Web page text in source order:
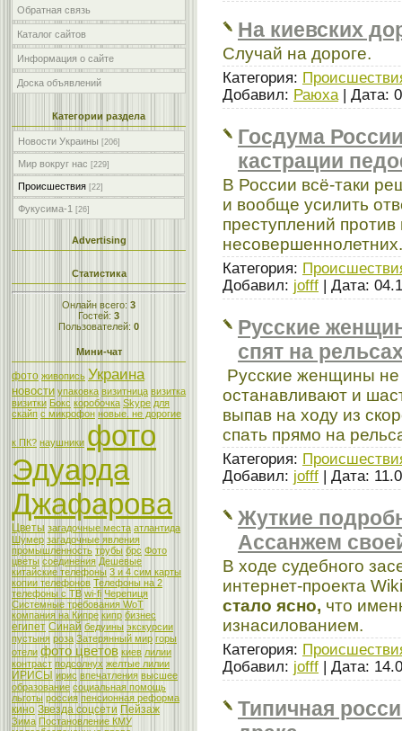
Обратная связь
Каталог сайтов
Информация о сайте
Доска объявлений
Категории раздела
Новости Украины [206]
Мир вокруг нас [229]
Происшествия [22]
Фукусима-1 [26]
Advertising
Статистика
Онлайн всего: 3
Гостей: 3
Пользователей: 0
Мини-чат
фото живопись Украина
новости упаковка визитница визитка
визитки Бокс коробочка Skype для
скайп с микрофон новые. не дорогие
к ПК? наушники фото
Эдуарда
Джафарова
Цветы загадочные места атлантида
Шумер загадочные явления
промышленность трубы брс Фото
цветы соединения Дешевые
китайские телефоны 3 и 4 сим карты
копии телефонов Телефоны на 2
телефоны с ТВ wi-fi Черепиця
Системные требования WoT
компания на Кипре кипр бизнес
египет Синай бедуины экскурсии
пустыня роза Затерянный мир горы
отели фото цветов киев лилии
контраст подсолнух желтые лилии
ИРИСЫ ирис впечатления высшее
образование социальная помощь
льготы россия пенсионная реформа
кино Звезда соцсети Пейзаж
Зима Постановление КМУ
На киевских
Случай на дороге.
Категория:
Добавил: Раюха | Дата:
Госдума
кастрации
В России всё-таки
и вообще усилить
преступлений
несовершеннолетних.
Категория:
Добавил: jofff | Дата:
Русские
спят на
Русские женщины не
останавливают и
выпав на ходу из
спать прямо на
Категория:
Добавил: jofff | Дата:
Жуткие
Ассанжем
В ходе судебного
интернет-проекта
стало ясно, что
изнасилованием.
Категория:
Добавил: jofff | Дата:
Типичная